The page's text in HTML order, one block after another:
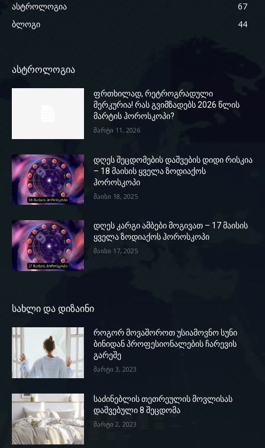
ასტროლოგია
67
ბლოგი
44
ასტროლოგია
ფრთხილად, რეტროგრადული
მერკურია! რას გვიმზადებს 2026 წლის
მარტის ჰოროსკოპი?
მარტი 11, 2026
დღეს შეცდომების დაშვების დიდი რისკია
– 18 მაისის ყველა ზოდიაქოს
ჰოროსკოპი
მაისი 18, 2025
დღეს კარგი ამბები მოგივათ – 17 მაისის
ყველა ზოდიაქოს ჰოროსკოპი
მაისი 17, 2025
სახლი და დიზაინი
როგორ მოვაშოროთ უსიამოვნო სუნი
ბინიდან პროფესიონალების ჩარევის
გარეშე
მარტი 3, 2023
საძინებლის თეთრეულის მოვლისას
დაშვებული 8 შეცდომა
მარტი 2, 2023